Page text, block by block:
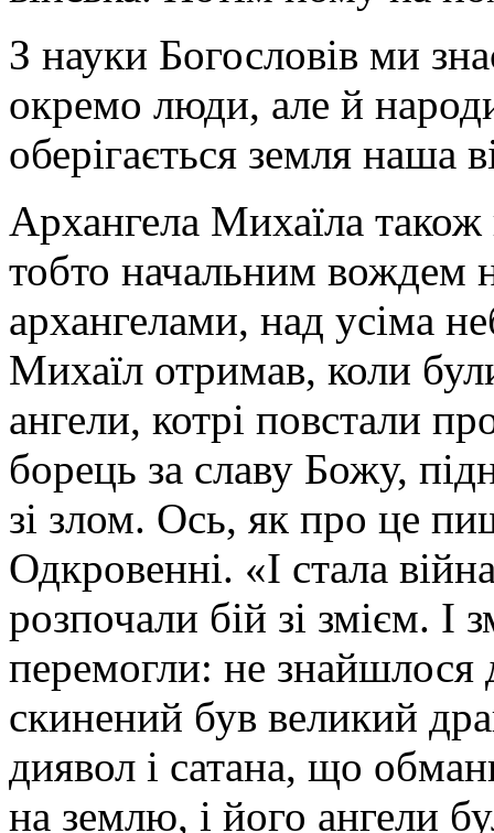
З науки Богословів ми
окремо люди, але й
оберігається земля наша
Архангела Михаїла
тобто начальним вождем
архангелами, над усіма
Михаїл отримав, коли
ангели, котрі повстали
борець за славу Божу,
зі злом. Ось, як про це
Одкровенні. «І стала
розпочали бій зі змієм. І
перемогли: не знайшлося
скинений був великий
диявол і сатана, що
на землю, і його ангели